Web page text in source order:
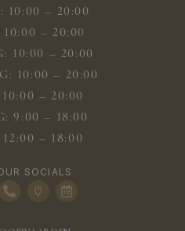
10:00 – 20:00
– 20:00
10:00 – 20:00
10:00 – 20:00
– 20:00
9:00 – 18:00
– 18:00
SOCIALS